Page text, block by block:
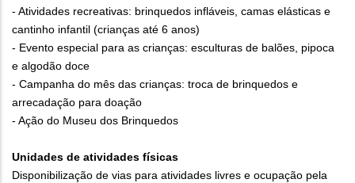
- Atividades recreativas: brinquedos infláveis, camas elásticas e
cantinho infantil (crianças até 6 anos)
- Evento especial para as crianças: esculturas de balões, pipoca
e algodão doce
- Campanha do mês das crianças: troca de brinquedos e
arrecadação para doação
- Ação do Museu dos Brinquedos
Unidades de atividades físicas
Disponibilização de vias para atividades livres e ocupação pela